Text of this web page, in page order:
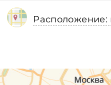
Расположение: